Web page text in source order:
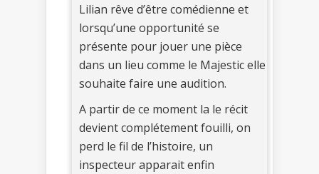
Lilian rêve d’être comédienne et
lorsqu’une opportunité se
présente pour jouer une pièce
dans un lieu comme le Majestic elle
souhaite faire une audition.
A partir de ce moment la le récit
devient complétement fouilli, on
perd le fil de l’histoire, un
inspecteur apparait enfin